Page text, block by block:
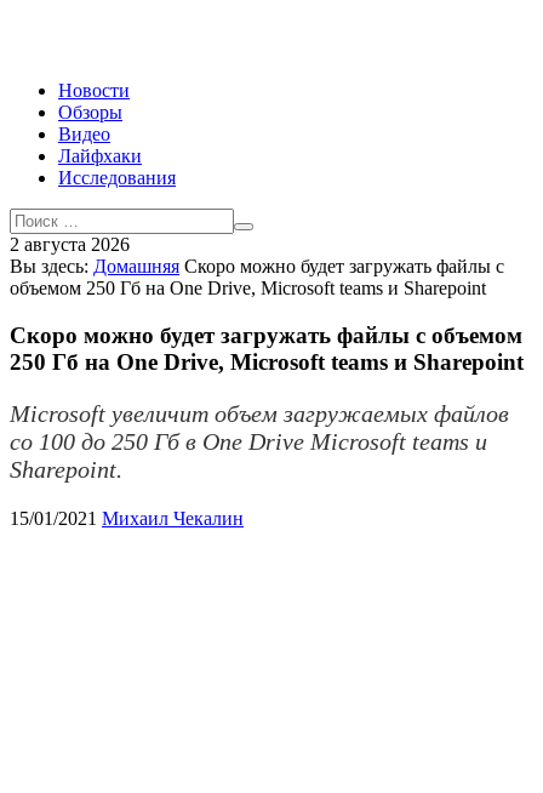
Новости
Обзоры
Видео
Лайфхаки
Исследования
2 августа 2026
Вы здесь: Домашняя Скоро можно будет загружать файлы с
объемом 250 Гб на One Drive, Microsoft teams и Sharepoint
Скоро можно будет загружать файлы с объемом
250 Гб на One Drive, Microsoft teams и Sharepoint
Microsoft увеличит объем загружаемых файлов
со 100 до 250 Гб в One Drive Microsoft teams и
Sharepoint.
15/01/2021 Михаил Чекалин